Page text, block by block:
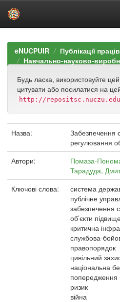
navigationeNUCPUIR
Публікації
Навчально-науково-
Будь ласка, використовуйте
цитувати або посилатися на
http://
Назва:
Забезпечення
регулювання
Автори:
Помаза-
Тарадуда,
Ключові слова:
система
публічне
забезпечення
об’єкти
критична
службова-
правопорядок
цивільний
національна
попередження
ризик
війна